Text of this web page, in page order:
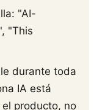
"AI-
"This
durante toda
IA está
producto, no